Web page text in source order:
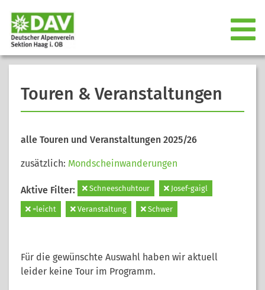
Touren & Veranstaltungen
alle Touren und Veranstaltungen 2025/26
zusätzlich: Mondscheinwanderungen
Aktive Filter: Schneeschuhtour Josef-gaigl
=leicht Veranstaltung Schwer
Für die gewünschte Auswahl haben wir aktuell
leider keine Tour im Programm.